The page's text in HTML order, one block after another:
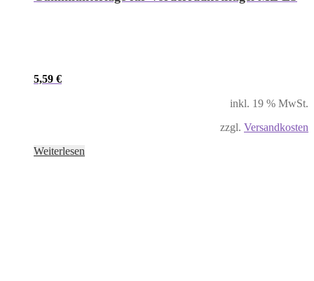
5,59 €
inkl. 19 % MwSt.
zzgl. Versandkosten
Weiterlesen